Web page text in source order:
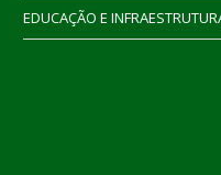
EDUCAÇÃO E